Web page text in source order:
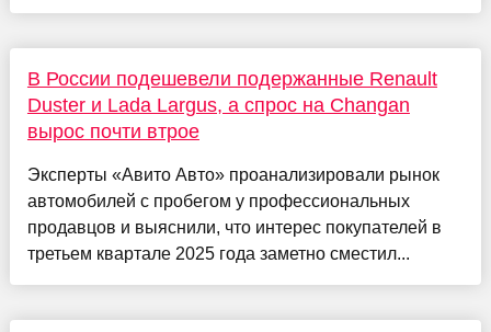
В России подешевели подержанные Renault
Duster и Lada Largus, а спрос на Changan
вырос почти втрое
Эксперты «Авито Авто» проанализировали рынок
автомобилей с пробегом у профессиональных
продавцов и выяснили, что интерес покупателей в
третьем квартале 2025 года заметно сместил...